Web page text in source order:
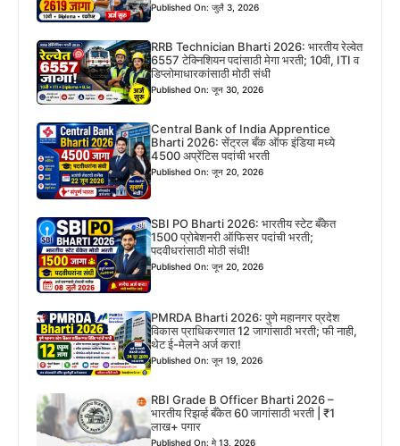
Published On: जुलै 3, 2026
RRB Technician Bharti 2026: भारतीय रेल्वेत
6557 टेक्निशियन पदांसाठी मेगा भरती; 10वी, ITI व
डिप्लोमाधारकांसाठी मोठी संधी
Published On: जून 30, 2026
Central Bank of India Apprentice
Bharti 2026: सेंट्रल बँक ऑफ इंडिया मध्ये
4500 अप्रेंटिस पदांची भरती
Published On: जून 20, 2026
SBI PO Bharti 2026: भारतीय स्टेट बँकेत
1500 प्रोबेशनरी ऑफिसर पदांची भरती;
पदवीधरांसाठी मोठी संधी!
Published On: जून 20, 2026
PMRDA Bharti 2026: पुणे महानगर प्रदेश
विकास प्राधिकरणात 12 जागांसाठी भरती; फी नाही,
थेट ई-मेलने अर्ज करा!
Published On: जून 19, 2026
RBI Grade B Officer Bharti 2026 –
भारतीय रिझर्व्ह बँकेत 60 जागांसाठी भरती | ₹1
लाख+ पगार
Published On: मे 13, 2026